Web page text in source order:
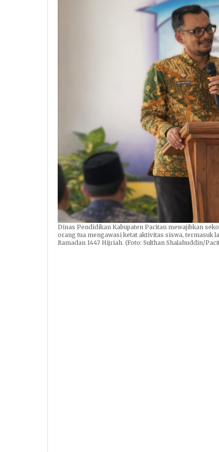
Dinas Pendidikan Kabupaten Pacitan mewajibkan
orang tua mengawasi ketat aktivitas siswa, termasuk
Ramadan 1447 Hijriah. (Foto: Sulthan Shalahuddin/